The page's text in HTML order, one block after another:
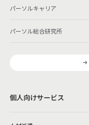
パーソルキャリア
パーソル総合研究所
個人向けサービス